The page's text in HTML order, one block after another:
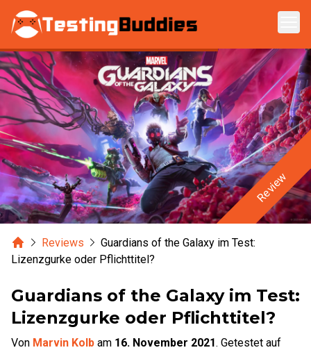
Zum Hauptinhalt springen
Review
HomeReviews
Guardians of the Galaxy im Test:
Lizenzgurke oder Pflichttitel?
Guardians of the Galaxy im Test:
Lizenzgurke oder Pflichttitel?
Von Marvin Kolb am 16. November 2021. Getestet auf